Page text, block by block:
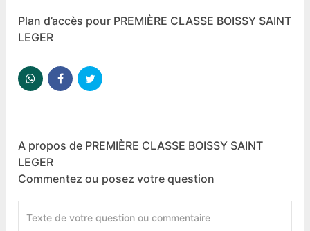
Plan d’accès pour PREMIÈRE CLASSE BOISSY SAINT
LEGER
A propos de PREMIÈRE CLASSE BOISSY SAINT
LEGER
Commentez ou posez votre question